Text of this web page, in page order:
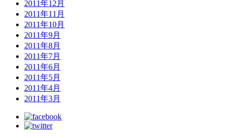
2011年12月
2011年11月
2011年10月
2011年9月
2011年8月
2011年7月
2011年6月
2011年5月
2011年4月
2011年3月